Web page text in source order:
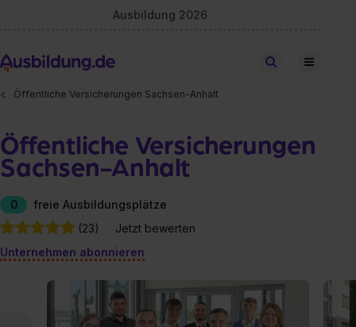
Ausbildung 2026
Stellen finden
Öffentliche Versicherungen Sachsen-Anhalt
Öffentliche Versicherungen
Sachsen-Anhalt
0
freie Ausbildungsplätze
(23)
Jetzt bewerten
Unternehmen abonnieren